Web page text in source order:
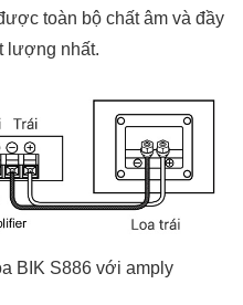
toàn bộ chất âm và đầy
lượng nhất.
BIK S886 với amply